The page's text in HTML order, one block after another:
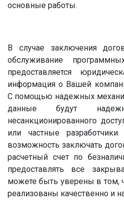
основные работы.
В случае заключения
обслуживание
предоставляется
информация о Вашей
С помощью надежных
данные будут
несанкционированного
или частные
возможность заключать
расчетный счет по
предоставлять все
можете быть уверены в том,
реализованы качественно и